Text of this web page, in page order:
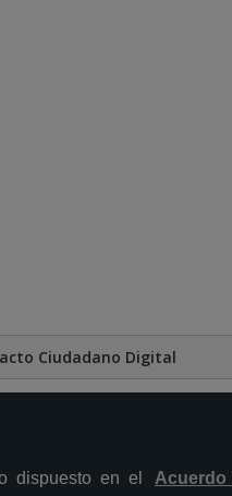
dispuesto en el Acuerdo
Ciudadano Digital